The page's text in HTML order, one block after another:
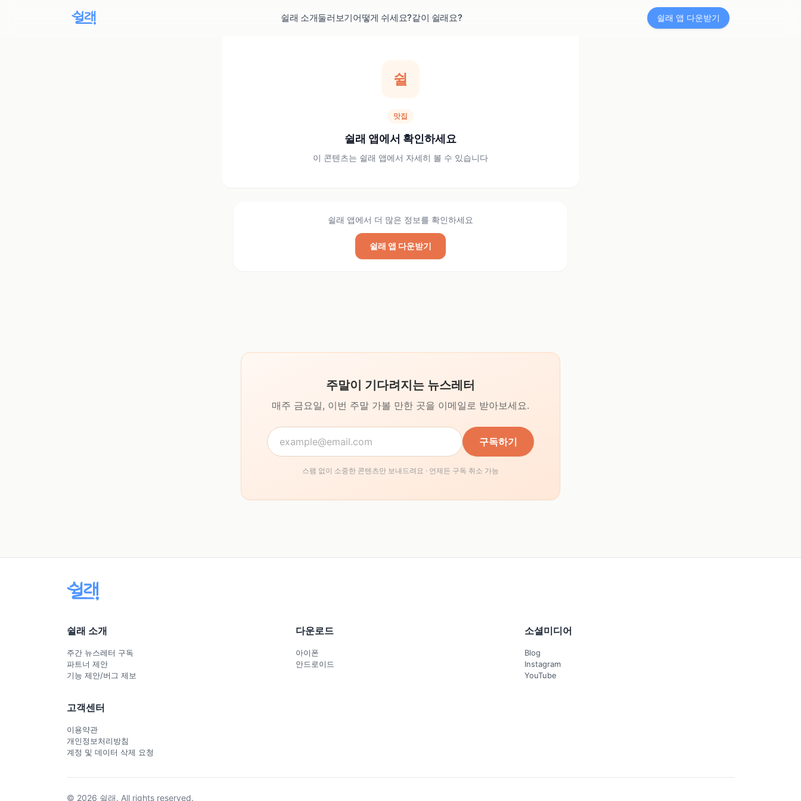
쉴래 소개둘러보기어떻게 쉬세요?같이 쉴래요? 쉴래 앱 다운받기
쉴
맛집
쉴래 앱에서 확인하세요
이 콘텐츠는 쉴래 앱에서 자세히 볼 수 있습니다
쉴래 앱에서 더 많은 정보를 확인하세요
쉴래 앱 다운받기
주말이 기다려지는 뉴스레터
매주 금요일, 이번 주말 가볼 만한 곳을 이메일로 받아보세요.
구독하기
스팸 없이 소중한 콘텐츠만 보내드려요 · 언제든 구독 취소 가능
쉴래 소개
주간 뉴스레터 구독
파트너 제안
기능 제안/버그 제보
다운로드
아이폰
안드로이드
소셜미디어
Blog
Instagram
YouTube
고객센터
이용약관
개인정보처리방침
계정 및 데이터 삭제 요청
© 2026 쉴래. All rights reserved.